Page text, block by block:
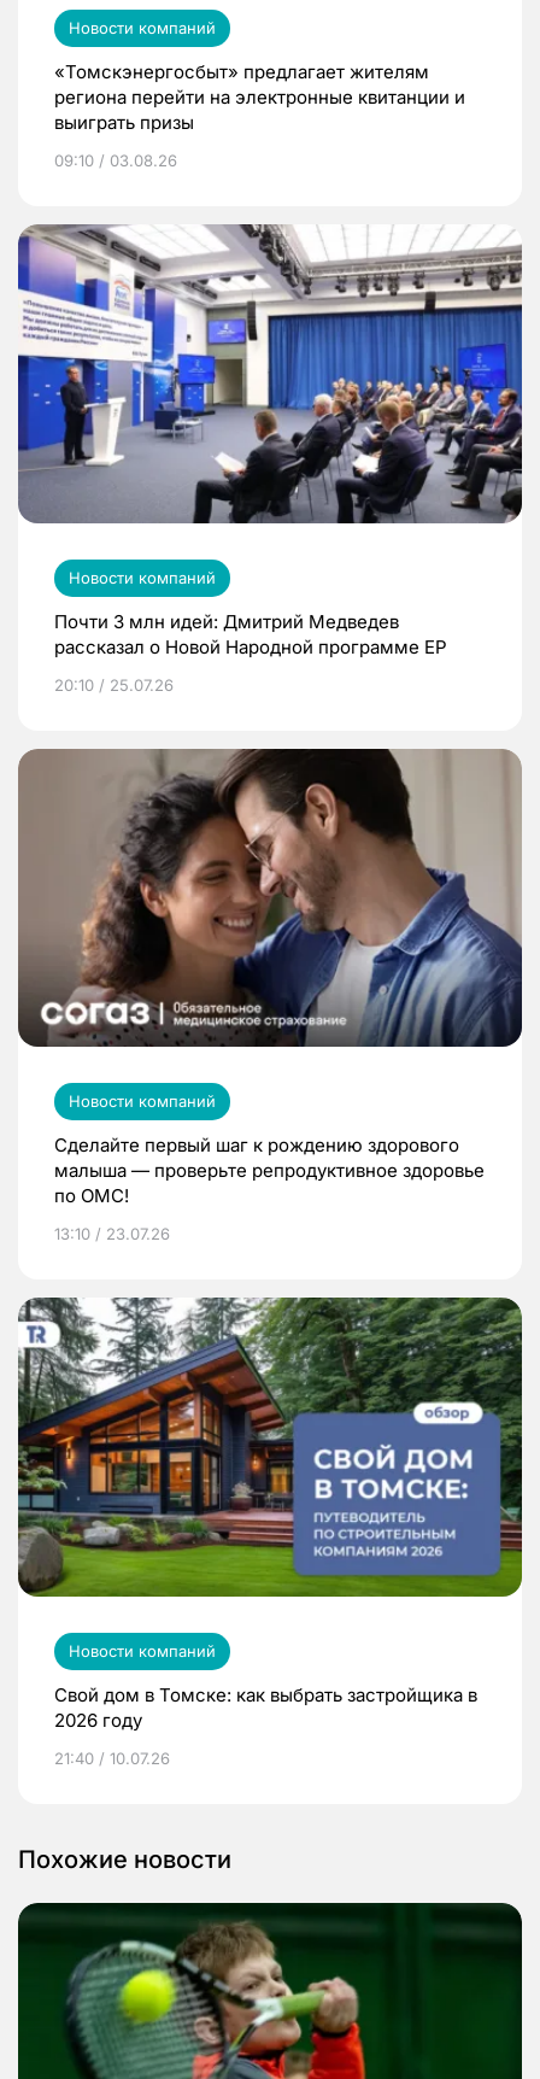
Новости компаний
«Томскэнергосбыт» предлагает жителям
региона перейти на электронные квитанции и
выиграть призы
09:10 / 03.08.26
Новости компаний
Почти 3 млн идей: Дмитрий Медведев
рассказал о Новой Народной программе ЕР
20:10 / 25.07.26
Новости компаний
Сделайте первый шаг к рождению здорового
малыша — проверьте репродуктивное здоровье
по ОМС!
13:10 / 23.07.26
Новости компаний
Свой дом в Томске: как выбрать застройщика в
2026 году
21:40 / 10.07.26
Похожие новости